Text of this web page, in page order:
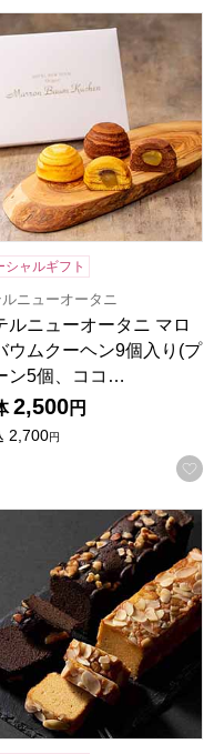
ツの贅沢ブラウニー 9
入りに登録する
ルニューオータニ マロ
シャルギフト
ニューオータニ
ルニューオータニ マロ
ウムクーヘン9個入り(プ
ン5個、ココ…
2,500円
2,700円
【年間ギフト】
きたざと パウンドケー